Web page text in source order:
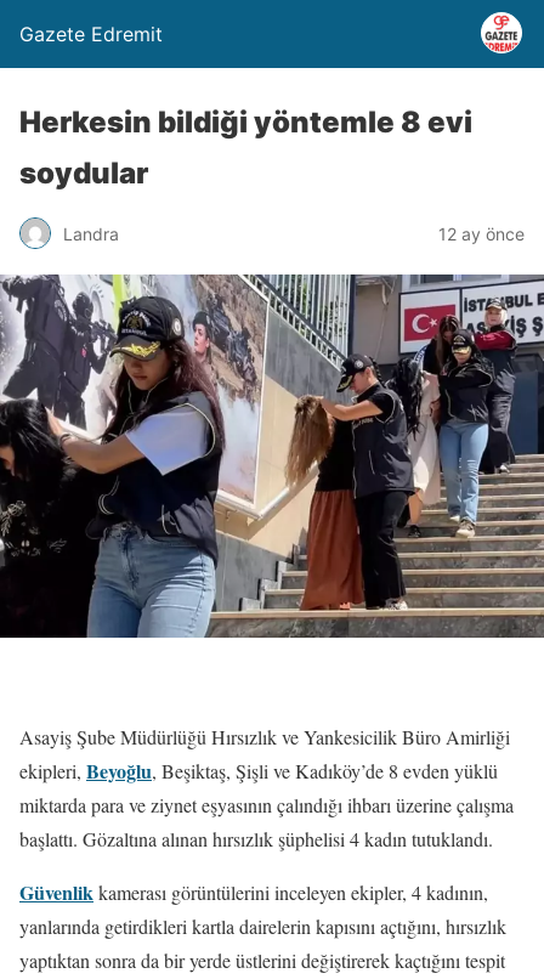
Gazete Edremit
Herkesin bildiği yöntemle 8 evi
soydular
Landra 12 ay önce
Asayiş Şube Müdürlüğü Hırsızlık ve Yankesicilik Büro Amirliği
ekipleri, Beyoğlu, Beşiktaş, Şişli ve Kadıköy’de 8 evden yüklü
miktarda para ve ziynet eşyasının çalındığı ihbarı üzerine çalışma
başlattı. Gözaltına alınan hırsızlık şüphelisi 4 kadın tutuklandı.
Güvenlikkamerası görüntülerini inceleyen ekipler, 4 kadının,
yanlarında getirdikleri kartla dairelerin kapısını açtığını, hırsızlık
yaptıktan sonra da bir yerde üstlerini değiştirerek kaçtığını tespit